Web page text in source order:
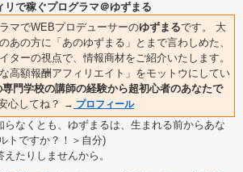
リで稼ぐプログラマ＠ゆずまる
マでWEBプロデューサーのゆずまるです。 大
あの方に「あのゆずまる」とまで言わしめた、
ターの視点で、情報商材をご紹介いたします。
高額報酬アフィリエイト」をモットウにしてい
専門学校の講師の経験から超初心者のあなたで
心してね？ → プロフィール
らなくとも、ゆずまるは、生まれる前からあな
トですか？！＞自分)
たりしませんから。